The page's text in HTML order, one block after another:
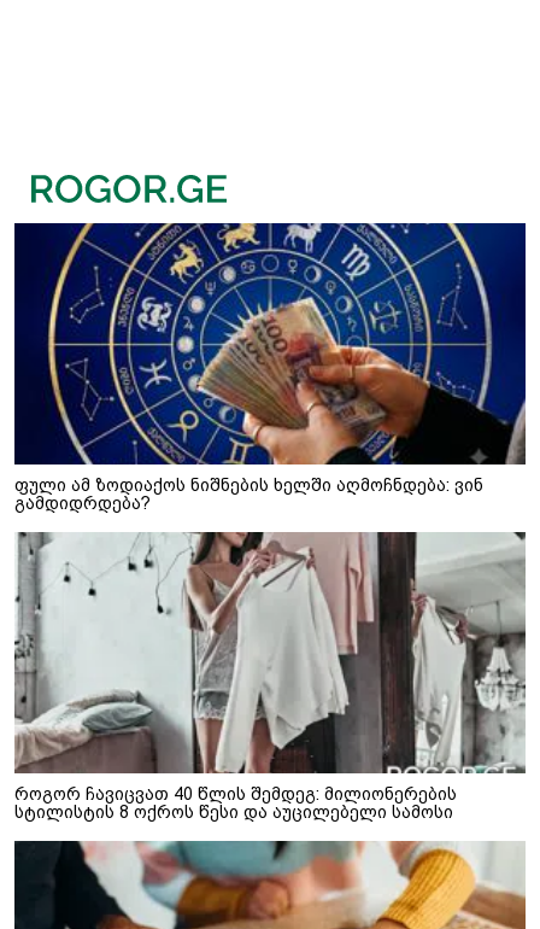
ფული ამ ზოდიაქოს ნიშნების ხელში აღმოჩნდება: ვინ
გამდიდრდება?
როგორ ჩავიცვათ 40 წლის შემდეგ: მილიონერების
სტილისტის 8 ოქროს წესი და აუცილებელი სამოსი